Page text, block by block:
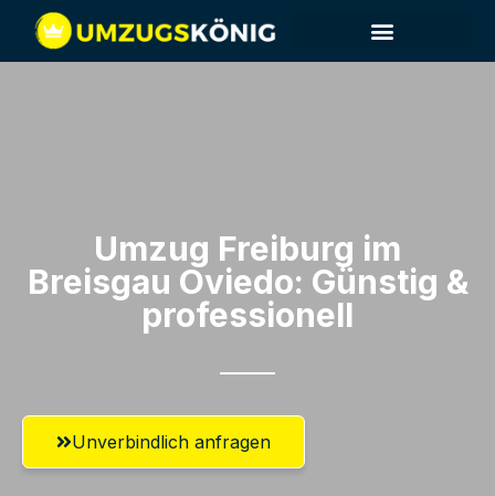
Umzug Freiburg im
Breisgau​ Oviedo: Günstig &
professionell​
Unverbindlich anfragen